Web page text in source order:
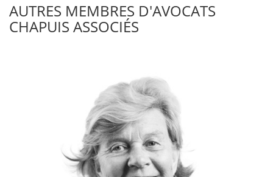
AUTRES MEMBRES D'AVOCATS
CHAPUIS ASSOCIÉS